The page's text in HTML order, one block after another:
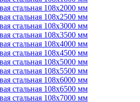
стальная 108х2000 мм
стальная 108х2500 мм
стальная 108х3000 мм
стальная 108х3500 мм
стальная 108х4000 мм
стальная 108х4500 мм
стальная 108х5000 мм
стальная 108х5500 мм
стальная 108х6000 мм
стальная 108х6500 мм
стальная 108х7000 мм